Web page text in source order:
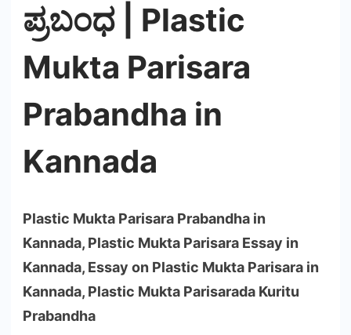
ಪ್ರಬಂಧ | Plastic
Mukta Parisara
Prabandha in
Kannada
Plastic Mukta Parisara Prabandha in
Kannada, Plastic Mukta Parisara Essay in
Kannada, Essay on Plastic Mukta Parisara in
Kannada, Plastic Mukta Parisarada Kuritu
Prabandha